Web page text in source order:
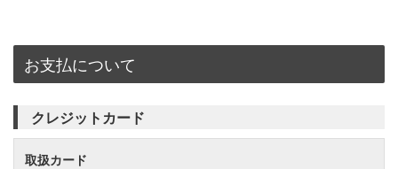
お支払について
クレジットカード
取扱カード